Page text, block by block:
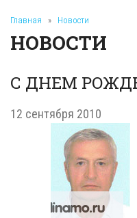
Главная » Новости
НОВОСТИ
С ДНЕМ
12 сентября 2010